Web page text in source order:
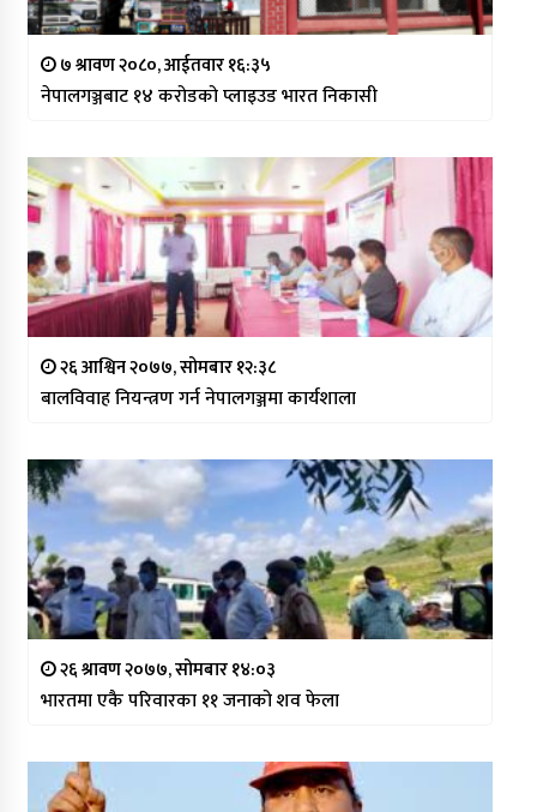
७ श्रावण २०८०, आईतवार १६:३५
नेपालगञ्जबाट १४ करोडको प्लाइउड भारत निकासी
२६ आश्विन २०७७, सोमबार १२:३८
बालविवाह नियन्त्रण गर्न नेपालगञ्जमा कार्यशाला
२६ श्रावण २०७७, सोमबार १४:०३
भारतमा एकै परिवारका ११ जनाको शव फेला